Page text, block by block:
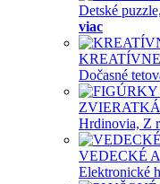
Detské puzzle,
viac
Dočasné
ZVIERATKÁ
Hrdinovia, Z
VEDECKÉ
Elektronické